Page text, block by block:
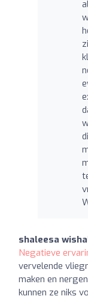
shaleesa
Negatieve
vervelende
maken en
kunnen ze niks